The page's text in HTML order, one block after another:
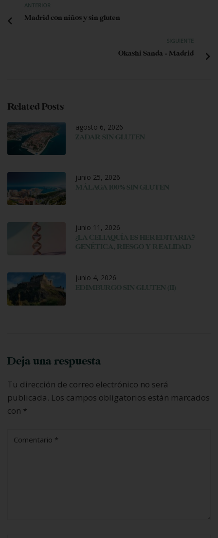
ANTERIOR
Madrid con niños y sin gluten
SIGUIENTE
Okashi Sanda – Madrid
Related Posts
agosto 6, 2026
ZADAR SIN GLUTEN
junio 25, 2026
MÁLAGA 100% SIN GLUTEN
junio 11, 2026
¿LA CELIAQUÍA ES HEREDITARIA?
GENÉTICA, RIESGO Y REALIDAD
junio 4, 2026
EDIMBURGO SIN GLUTEN (II)
Deja una respuesta
Tu dirección de correo electrónico no será
publicada. Los campos obligatorios están marcados
con *